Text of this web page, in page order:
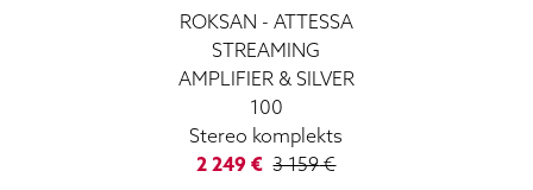
ROKSAN - ATTESSA
STREAMING
AMPLIFIER & SILVER
100
Stereo komplekts
2 249 € 3 159€